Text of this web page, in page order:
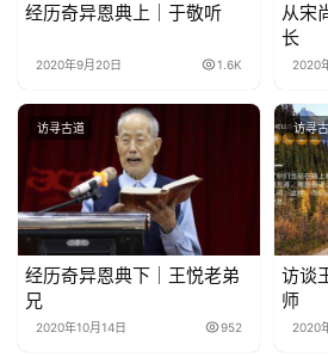
经历奇异恩典上｜于敬听
2020年9月20日 1.6K
从宋
长
2020
访寻古道
经历奇异恩典下｜王悦老弟
兄
2020年10月14日 952
访寻
访谈
师
2020